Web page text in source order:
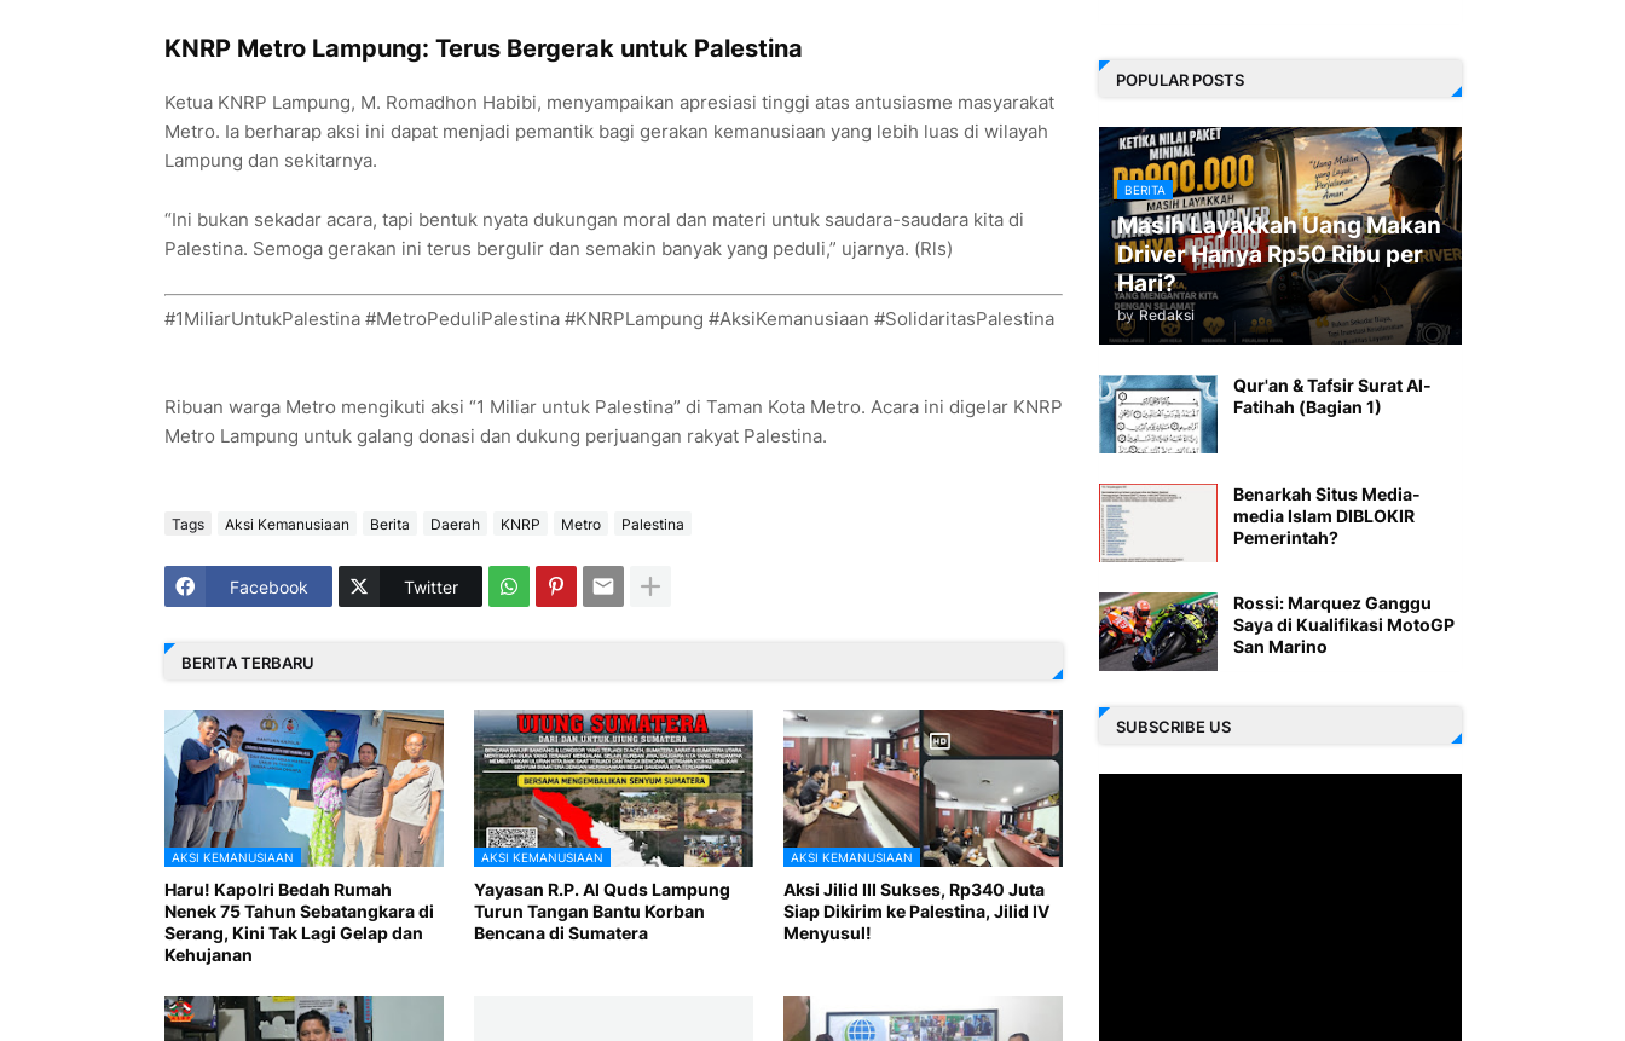
KNRP Metro Lampung: Terus Bergerak untuk Palestina
Ketua KNRP Lampung, M. Romadhon Habibi, menyampaikan apresiasi tinggi atas antusiasme masyarakat
Metro. Ia berharap aksi ini dapat menjadi pemantik bagi gerakan kemanusiaan yang lebih luas di wilayah
Lampung dan sekitarnya.
“Ini bukan sekadar acara, tapi bentuk nyata dukungan moral dan materi untuk saudara-saudara kita di
Palestina. Semoga gerakan ini terus bergulir dan semakin banyak yang peduli,” ujarnya. (Rls)
#1MiliarUntukPalestina #MetroPeduliPalestina #KNRPLampung #AksiKemanusiaan #SolidaritasPalestina
Ribuan warga Metro mengikuti aksi “1 Miliar untuk Palestina” di Taman Kota Metro. Acara ini digelar KNRP
Metro Lampung untuk galang donasi dan dukung perjuangan rakyat Palestina.
Tags Aksi Kemanusiaan Berita Daerah KNRP Metro Palestina
Facebook Twitter
BERITA TERBARU
AKSI KEMANUSIAAN
Haru! Kapolri Bedah Rumah
Nenek 75 Tahun Sebatangkara di
Serang, Kini Tak Lagi Gelap dan
Kehujanan
AKSI KEMANUSIAAN
Yayasan R.P. Al Quds Lampung
Turun Tangan Bantu Korban
Bencana di Sumatera
AKSI KEMANUSIAAN
Aksi Jilid III Sukses, Rp340 Juta
Siap Dikirim ke Palestina, Jilid IV
Menyusul!
POPULAR POSTS
BERITA
Masih Layakkah Uang Makan
Driver Hanya Rp50 Ribu per
Hari?
by Redaksi
Qur'an & Tafsir Surat Al-
Fatihah (Bagian 1)
Benarkah Situs Media-
media Islam DIBLOKIR
Pemerintah?
Rossi: Marquez Ganggu
Saya di Kualifikasi MotoGP
San Marino
SUBSCRIBE US